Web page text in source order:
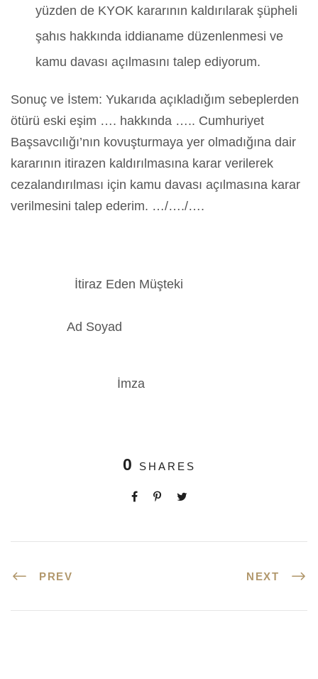
yüzden de KYOK kararının kaldırılarak şüpheli
şahıs hakkında iddianame düzenlenmesi ve
kamu davası açılmasını talep ediyorum.
Sonuç ve İstem: Yukarıda açıkladığım sebeplerden
ötürü eski eşim …. hakkında ….. Cumhuriyet
Başsavcılığı’nın kovuşturmaya yer olmadığına dair
kararının itirazen kaldırılmasına karar verilerek
cezalandırılması için kamu davası açılmasına karar
verilmesini talep ederim. …/…./….
İtiraz Eden Müşteki
Ad Soyad
İmza
0 SHARES
PREV NEXT